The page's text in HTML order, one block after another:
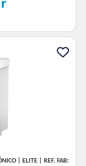
| ELITE | REF. FAB: